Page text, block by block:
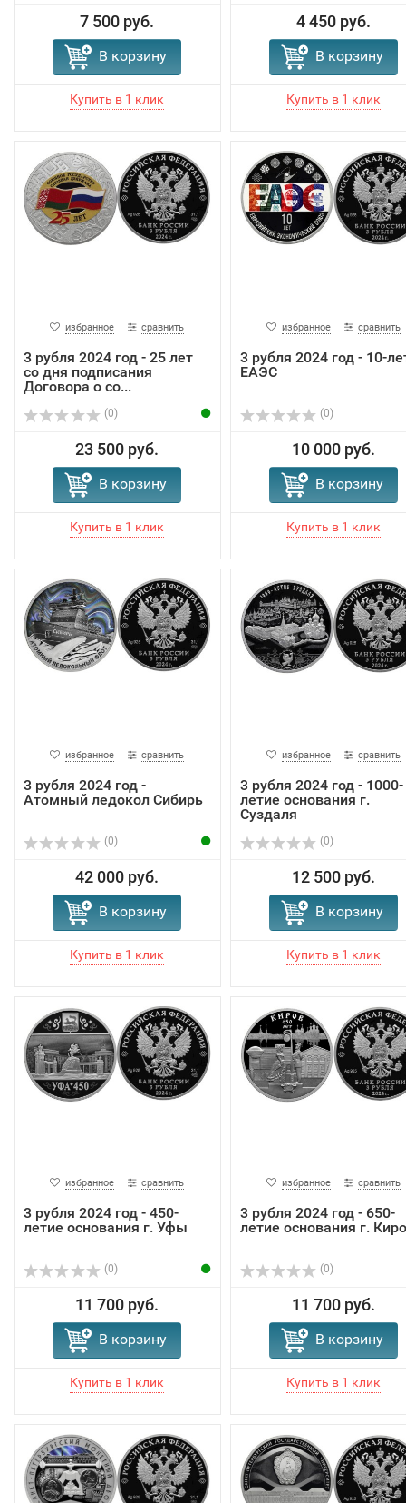
7 500 руб.
В корзину
4 450 руб.
В корзину
избранное сравнить
3 рубля 2024 год - 25 лет
со дня подписания
Договора о со...
(0)
23 500 руб.
В корзину
избранное сравнить
3 рубля 2024 год - 10-
ЕАЭС
(0)
10 000 руб.
В корзину
избранное сравнить
3 рубля 2024 год -
Атомный ледокол Сибирь
(0)
42 000 руб.
В корзину
избранное сравнить
3 рубля 2024 год - 1000-
летие основания г.
Суздаля
(0)
12 500 руб.
В корзину
избранное сравнить
3 рубля 2024 год - 450-
летие основания г. Уфы
(0)
11 700 руб.
В корзину
избранное сравнить
3 рубля 2024 год - 650-
летие основания г.
(0)
11 700 руб.
В корзину